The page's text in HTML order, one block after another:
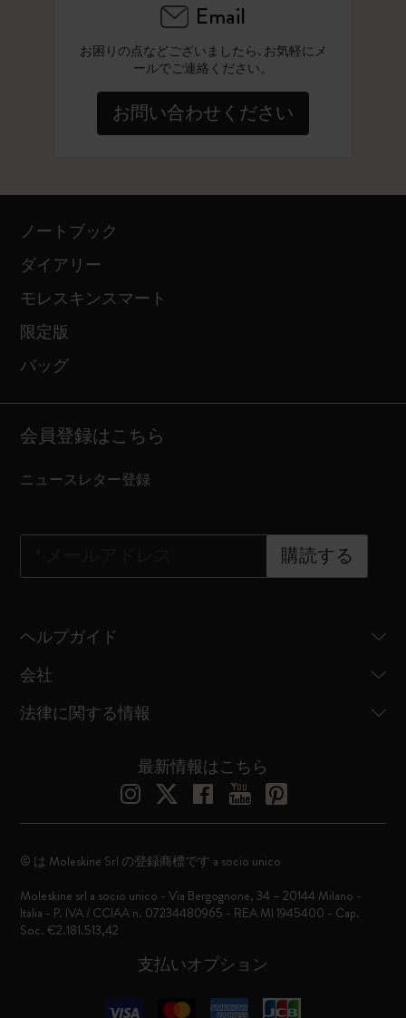
Email
お困りの点などございましたら､お気軽にメ
ールでご連絡ください。
お問い合わせください
ノートブック
ダイアリー
モレスキンスマート
限定版
バッグ
会員登録はこちら
ニュースレター登録
購読する
ヘルプガイド
会社
法律に関する情報
最新情報はこちら
支払いオプション
© は Moleskine Srl の登録商標です a socio unico
Moleskine srl a socio unico - Via Bergognone, 34 – 20144 Milano -
Italia - P. IVA / CCIAA n. 07234480965 - REA MI 1945400 - Cap.
Soc. €2.181.513,42